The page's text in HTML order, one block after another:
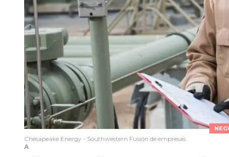
Chesapeake Energy - Southwestern Fusión de empresas
A